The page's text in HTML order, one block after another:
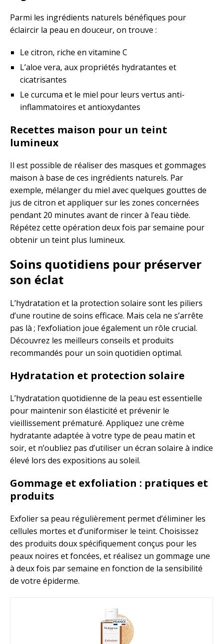
Parmi les ingrédients naturels bénéfiques pour
éclaircir la peau en douceur, on trouve :
Le citron, riche en vitamine C
L’aloe vera, aux propriétés hydratantes et
cicatrisantes
Le curcuma et le miel pour leurs vertus anti-
inflammatoires et antioxydantes
Recettes maison pour un teint
lumineux
Il est possible de réaliser des masques et gommages
maison à base de ces ingrédients naturels. Par
exemple, mélanger du miel avec quelques gouttes de
jus de citron et appliquer sur les zones concernées
pendant 20 minutes avant de rincer à l’eau tiède.
Répétez cette opération deux fois par semaine pour
obtenir un teint plus lumineux.
Soins quotidiens pour préserver
son éclat
L’hydratation et la protection solaire sont les piliers
d’une routine de soins efficace. Mais cela ne s’arrête
pas là ; l’exfoliation joue également un rôle crucial.
Découvrez les meilleurs conseils et produits
recommandés pour un soin quotidien optimal.
Hydratation et protection solaire
L’hydratation quotidienne de la peau est essentielle
pour maintenir son élasticité et prévenir le
vieillissement prématuré. Appliquez une crème
hydratante adaptée à votre type de peau matin et
soir, et n’oubliez pas d’utiliser un écran solaire à indice
élevé lors des expositions au soleil.
Gommage et exfoliation : pratiques et
produits
Exfolier sa peau régulièrement permet d’éliminer les
cellules mortes et d’uniformiser le teint. Choisissez
des produits doux spécifiquement conçus pour les
peaux noires et foncées, et réalisez un gommage une
à deux fois par semaine en fonction de la sensibilité
de votre épiderme.